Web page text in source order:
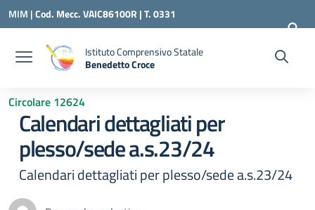
Vai ai contenuti
Vai al menu di navigazione
Vai al footer
MIM |Cod. Mecc. VAIC86100R | T. 0331
240260 | VAIC86100R@ISTRUZIONE.IT
Istituto Comprensivo Statale
Benedetto Croce
Circolare 12624
Calendari dettagliati per
plesso/sede a.s.23/24
Calendari dettagliati per plesso/sede a.s.23/24